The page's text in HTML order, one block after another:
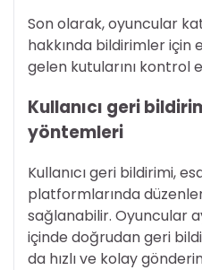
Son olarak, oyuncular
hakkında bildirimler için
gelen kutularını kontrol
Kullanıcı geri
yöntemleri
Kullanıcı geri bildirimi,
platformlarında
sağlanabilir. Oyuncular
içinde doğrudan geri
da hızlı ve kolay